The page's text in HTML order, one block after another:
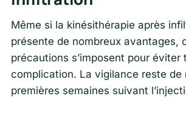
Même si la kinésithérapie après
présente de nombreux avantages,
précautions s’imposent pour éviter
complication. La vigilance reste de
premières semaines suivant